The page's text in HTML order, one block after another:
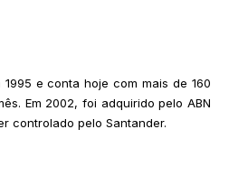
e conta hoje com mais de 160
Em 2002, foi adquirido pelo ABN
controlado pelo Santander.